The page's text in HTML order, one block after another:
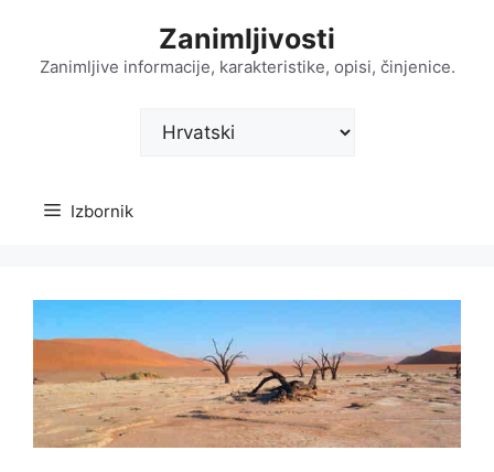
sadržaj
Zanimljivosti
Zanimljive informacije, karakteristike, opisi, činjenice.
Odaberite
Izbornik